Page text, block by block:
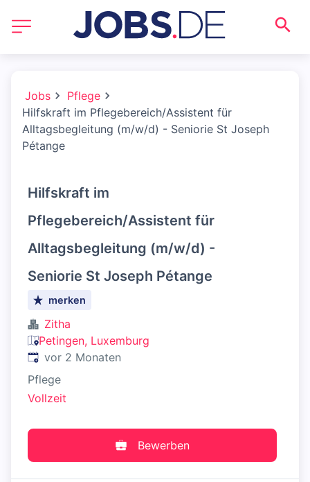
Jobs
Pflege
Hilfskraft im Pflegebereich/Assistent für
Alltagsbegleitung (m/w/d) - Seniorie St Joseph
Pétange
Hilfskraft im
Pflegebereich/Assistent für
Alltagsbegleitung (m/w/d) -
Seniorie St Joseph Pétange
merken
Zitha
Petingen, Luxemburg
Veröffentlicht:
vor 2 Monaten
Pflege
Vollzeit
Bewerben